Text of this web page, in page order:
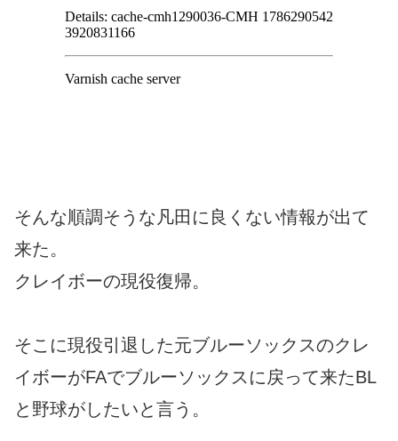
そんな順調そうな凡田に良くない情報が出て
来た。
クレイボーの現役復帰。
そこに現役引退した元ブルーソックスのクレ
イボーがFAでブルーソックスに戻って来たBL
と野球がしたいと言う。